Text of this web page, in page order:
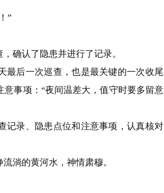
”
确认了隐患并进行了记录。
后一次巡查，也是最关键的一次收尾
事项：“夜间温差大，值守时要多留意
录、隐患点位和注意事项，认真核对
淌的黄河水，神情肃穆。